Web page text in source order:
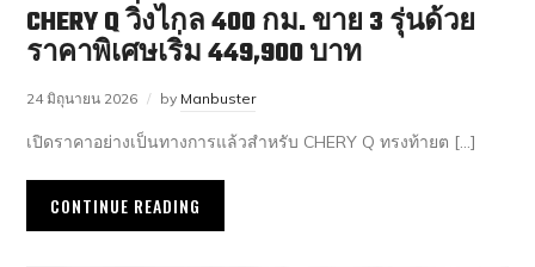
CHERY Q วิ่งไกล 400 กม. ขาย 3 รุ่นด้วย
ราคาพิเศษเริ่ม 449,900 บาท
24 มิถุนายน 2026 by Manbuster
เปิดราคาอย่างเป็นทางการแล้วสำหรับ CHERY Q ทรงท้ายต […]
CONTINUE READING